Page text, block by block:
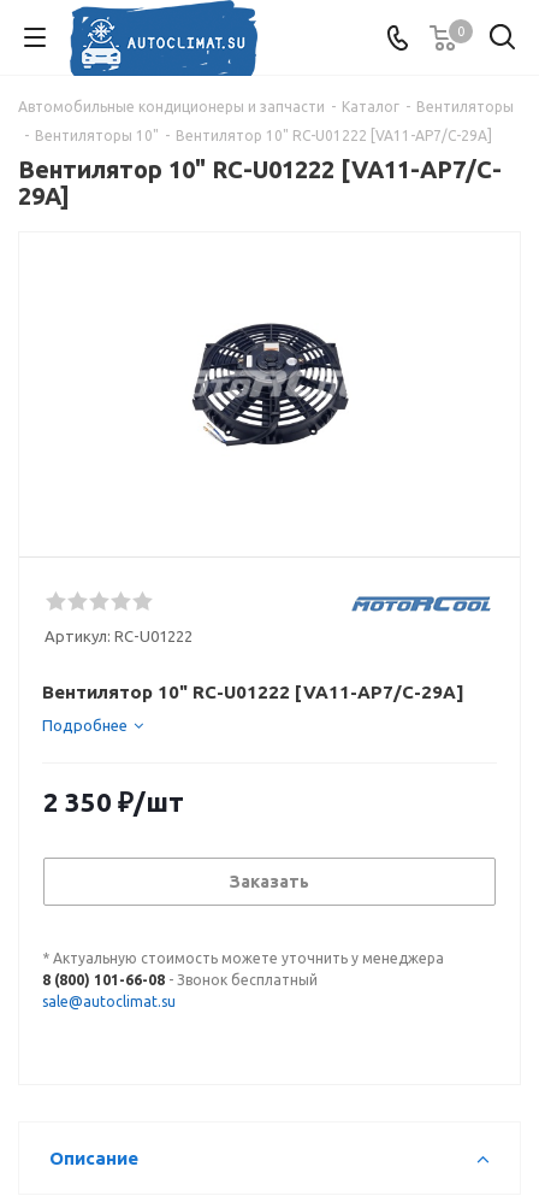
0
Автомобильные кондиционеры и запчасти - Каталог - Вентиляторы
- Вентиляторы 10" - Вентилятор 10" RC-U01222 [VA11-AP7/C-29A]
Вентилятор 10" RC-U01222 [VA11-AP7/C-
29A]
Артикул: RC-U01222
Вентилятор 10" RC-U01222 [VA11-AP7/C-29A]
Подробнее
2 350 ₽/шт
Заказать
* Актуальную стоимость можете уточнить у менеджера
8 (800) 101-66-08 - Звонок бесплатный
sale@autoclimat.su
Описание